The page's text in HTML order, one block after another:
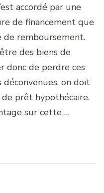
accordé par une
de financement que
de remboursement.
des biens de
donc de perdre ces
déconvenues, on doit
de prêt hypothécaire.
sur cette …